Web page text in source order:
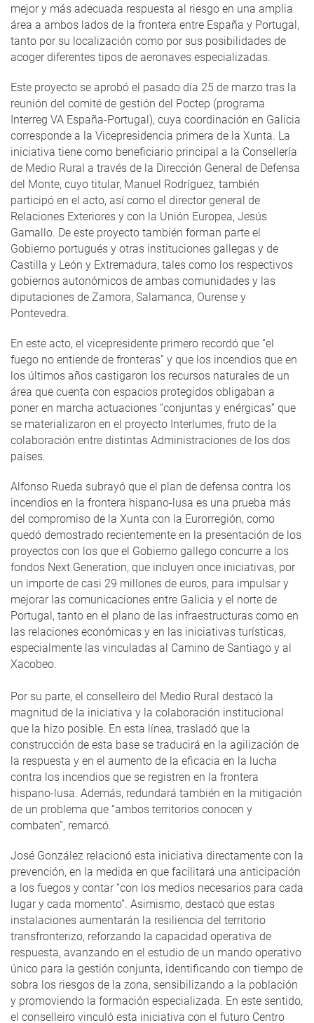
mejor y más adecuada respuesta al riesgo en una amplia
área a ambos lados de la frontera entre España y Portugal,
tanto por su localización como por sus posibilidades de
acoger diferentes tipos de aeronaves especializadas.
Este proyecto se aprobó el pasado día 25 de marzo tras la
reunión del comité de gestión del Poctep (programa
Interreg VA España-Portugal), cuya coordinación en Galicia
corresponde a la Vicepresidencia primera de la Xunta. La
iniciativa tiene como beneficiario principal a la Consellería
de Medio Rural a través de la Dirección General de Defensa
del Monte, cuyo titular, Manuel Rodríguez, también
participó en el acto, así como el director general de
Relaciones Exteriores y con la Unión Europea, Jesús
Gamallo. De este proyecto también forman parte el
Gobierno portugués y otras instituciones gallegas y de
Castilla y León y Extremadura, tales como los respectivos
gobiernos autonómicos de ambas comunidades y las
diputaciones de Zamora, Salamanca, Ourense y
Pontevedra.
En este acto, el vicepresidente primero recordó que “el
fuego no entiende de fronteras” y que los incendios que en
los últimos años castigaron los recursos naturales de un
área que cuenta con espacios protegidos obligaban a
poner en marcha actuaciones “conjuntas y enérgicas” que
se materializaron en el proyecto Interlumes, fruto de la
colaboración entre distintas Administraciones de los dos
países.
Alfonso Rueda subrayó que el plan de defensa contra los
incendios en la frontera hispano-lusa es una prueba más
del compromiso de la Xunta con la Eurorregión, como
quedó demostrado recientemente en la presentación de los
proyectos con los que el Gobierno gallego concurre a los
fondos Next Generation, que incluyen once iniciativas, por
un importe de casi 29 millones de euros, para impulsar y
mejorar las comunicaciones entre Galicia y el norte de
Portugal, tanto en el plano de las infraestructuras como en
las relaciones económicas y en las iniciativas turísticas,
especialmente las vinculadas al Camino de Santiago y al
Xacobeo.
Por su parte, el conselleiro del Medio Rural destacó la
magnitud de la iniciativa y la colaboración institucional
que la hizo posible. En esta línea, trasladó que la
construcción de esta base se traducirá en la agilización de
la respuesta y en el aumento de la eficacia en la lucha
contra los incendios que se registren en la frontera
hispano-lusa. Además, redundará también en la mitigación
de un problema que “ambos territorios conocen y
combaten”, remarcó.
José González relacionó esta iniciativa directamente con la
prevención, en la medida en que facilitará una anticipación
a los fuegos y contar “con los medios necesarios para cada
lugar y cada momento”. Asimismo, destacó que estas
instalaciones aumentarán la resiliencia del territorio
transfronterizo, reforzando la capacidad operativa de
respuesta, avanzando en el estudio de un mando operativo
único para la gestión conjunta, identificando con tiempo de
sobra los riesgos de la zona, sensibilizando a la población
y promoviendo la formación especializada. En este sentido,
el conselleiro vinculó esta iniciativa con el futuro Centro